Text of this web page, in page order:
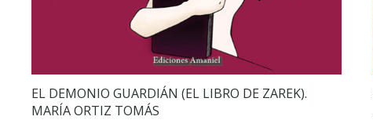
EL DEMONIO GUARDIÁN (EL LIBRO DE ZAREK).
MARÍA ORTIZ TOMÁS